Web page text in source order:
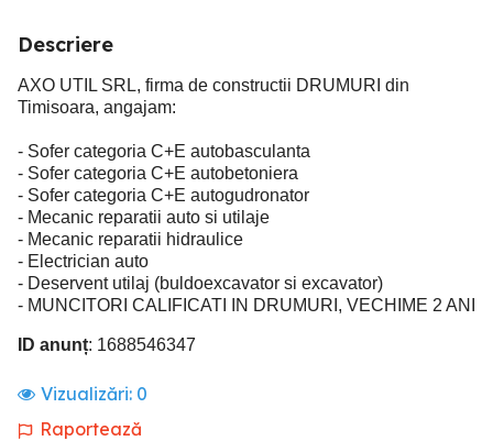
Descriere
AXO UTIL SRL, firma de constructii DRUMURI din
Timisoara, angajam:
- Sofer categoria C+E autobasculanta
- Sofer categoria C+E autobetoniera
- Sofer categoria C+E autogudronator
- Mecanic reparatii auto si utilaje
- Mecanic reparatii hidraulice
- Electrician auto
- Deservent utilaj (buldoexcavator si excavator)
- MUNCITORI CALIFICATI IN DRUMURI, VECHIME 2 ANI
ID anunț: 1688546347
Vizualizări: 0
Raportează